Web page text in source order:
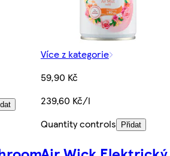
Více z kategorie
59,90 Kč
239,60 Kč/l
Quantity controls
Přidat